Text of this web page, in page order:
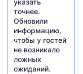
указать
точнее.
Обновили
информацию,
чтобы у гостей
не возникало
ложных
ожиданий.